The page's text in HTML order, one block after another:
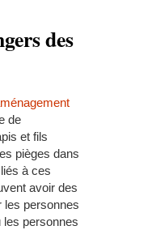
des
de
et fils
pièges dans
à ces
avoir des
les personnes
les personnes